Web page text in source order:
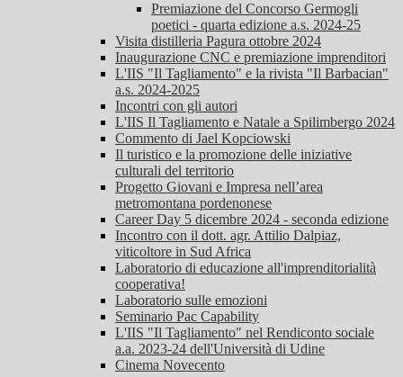
Premiazione del Concorso Germogli
poetici - quarta edizione a.s. 2024-25
Visita distilleria Pagura ottobre 2024
Inaugurazione CNC e premiazione imprenditori
L'IIS "Il Tagliamento" e la rivista "Il Barbacian"
a.s. 2024-2025
Incontri con gli autori
L'IIS Il Tagliamento e Natale a Spilimbergo 2024
Commento di Jael Kopciowski
Il turistico e la promozione delle iniziative
culturali del territorio
Progetto Giovani e Impresa nell’area
metromontana pordenonese
Career Day 5 dicembre 2024 - seconda edizione
Incontro con il dott. agr. Attilio Dalpiaz,
viticoltore in Sud Africa
Laboratorio di educazione all'imprenditorialità
cooperativa!
Laboratorio sulle emozioni
Seminario Pac Capability
L'IIS "Il Tagliamento" nel Rendiconto sociale
a.a. 2023-24 dell'Università di Udine
Cinema Novecento